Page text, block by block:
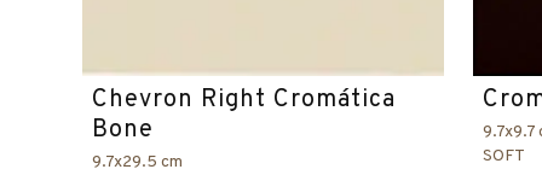
Chevron Right Cromática
Bone
9.7x29.5 cm
9.7x9.7
SOFT